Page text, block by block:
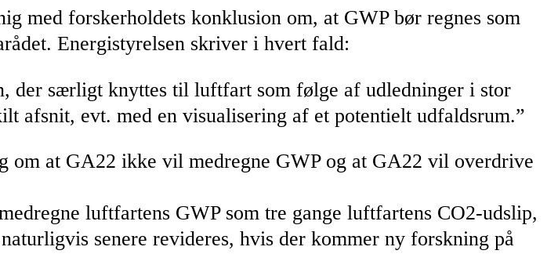
med forskerholdets konklusion om, at GWP bør regnes som
Energistyrelsen skriver i hvert fald:
der særligt knyttes til luftfart som følge af udledninger i stor
afsnit, evt. med en visualisering af et potentielt udfaldsrum.”
om at GA22 ikke vil medregne GWP og at GA22 vil overdrive
luftfartens GWP som tre gange luftfartens CO2-udslip,
senere revideres, hvis der kommer ny forskning på